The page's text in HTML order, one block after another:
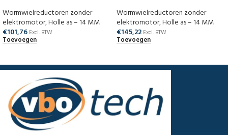
Wormwielreductoren zonder
elektromotor,Holle as – 14 MM
€101,76 Excl. BTW
Toevoegen
Wormwielreductoren zonder
elektromotor,Holle as – 14 MM
€145,22 Excl. BTW
Toevoegen